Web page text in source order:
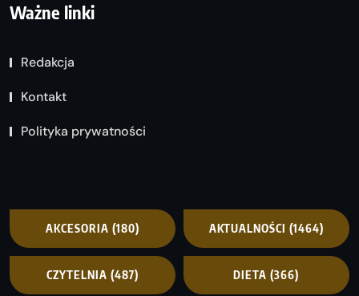
Ważne linki
Redakcja
Kontakt
Polityka prywatności
AKCESORIA (180) AKTUALNOŚCI (1464)
CZYTELNIA (487) DIETA (366)